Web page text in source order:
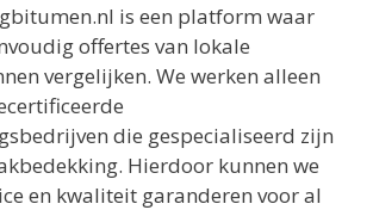
is een platform waar
offertes van lokale
vergelijken. We werken alleen
die gespecialiseerd zijn
Hierdoor kunnen we
en kwaliteit garanderen voor al